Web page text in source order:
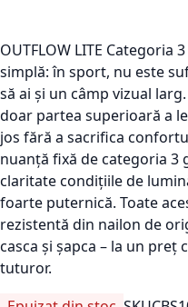
OUTFLOW LITE Categoria
simplă: în sport, nu este
să ai și un câmp vizual
doar partea superioară a
jos fără a sacrifica
nuanță fixă de categoria 3
claritate condițiile de
foarte puternică. Toate
rezistentă din nailon de
casca și șapca – la un
tuturor.